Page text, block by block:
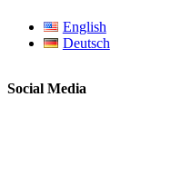
English
Deutsch
Social Media